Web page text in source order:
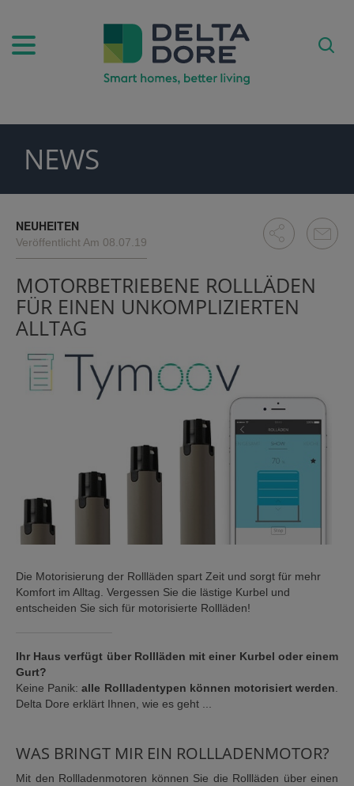
NEWS
NEUHEITEN
Veröffentlicht Am 08.07.19
MOTORBETRIEBENE ROLLLÄDEN
FÜR EINEN UNKOMPLIZIERTEN
ALLTAG
Die Motorisierung der Rollläden spart Zeit und sorgt für mehr
Komfort im Alltag. Vergessen Sie die lästige Kurbel und
entscheiden Sie sich für motorisierte Rollläden!
Ihr Haus verfügt über Rollläden mit einer Kurbel oder einem
Gurt?
Keine Panik:alle Rollladentypen können motorisiert werden
Delta Dore erklärt Ihnen, wie es geht ...
WAS BRINGT MIR EIN ROLLLADENMOTOR?
Mit den Rollladenmotoren können Sie die Rollläden über einen